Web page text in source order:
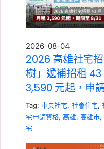
2026-08-04
2026 高雄社宅
樹」遞補招租
3,590 元起，申
Tag: 中央社宅, 社會住宅,
宅申請資格, 高雄, 高雄市,
宅